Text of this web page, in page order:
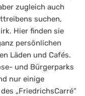
zugleich auch
suchen,
Hier finden sie
persönlichen
Läden und Cafés.
und Bürgerparks
nur einige
„FriedrichsCarré“